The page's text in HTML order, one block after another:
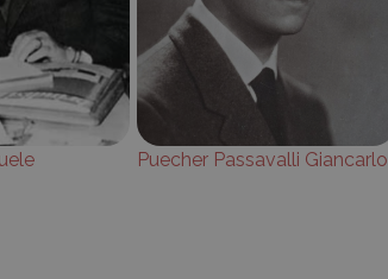
Puecher Passavalli Giancarlo